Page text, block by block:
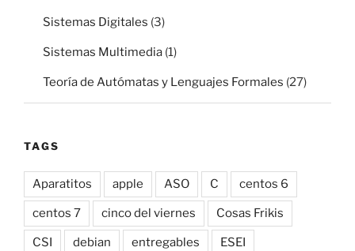
Sistemas Digitales (3)
Sistemas Multimedia (1)
Teoría de Autómatas y Lenguajes Formales (27)
TAGS
Aparatitos apple ASO C centos 6
centos 7 cinco del viernes Cosas Frikis
CSI debian entregables ESEI